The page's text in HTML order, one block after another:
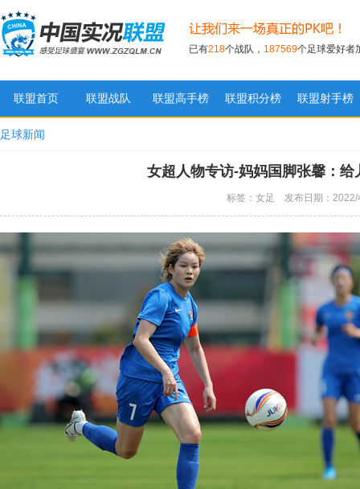
实况足球联盟
已有218个战队， 187569个足球爱好者
联盟首页 联盟战队 联盟高手榜 联盟积分榜 联盟射手榜
足球新闻
女超人物专访-妈妈国脚张馨：给
标签：女足 发布日期：2022/